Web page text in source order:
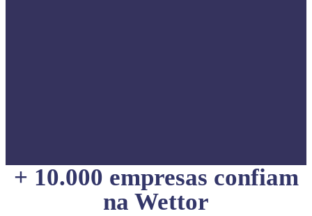
+ 10.000 empresas confiam
na Wettor